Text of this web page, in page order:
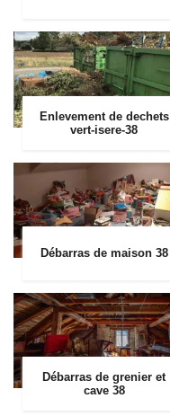
Enlevement de dechets
vert-isere-38
Débarras de maison 38
Débarras de grenier et
cave 38